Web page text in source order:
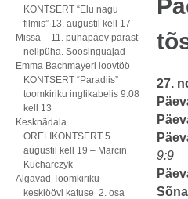
KONTSERT “Elu nagu
filmis” 13. augustil kell 17
Missa – 11. pühapäev pärast
nelipüha. Soosinguajad
Emma Bachmayeri loovtöö
KONTSERT “Paradiis”
toomkiriku inglikabelis 9.08
kell 13
Kesknädala
ORELIKONTSERT 5.
augustil kell 19 – Marcin
Kucharczyk
Algavad Toomkiriku
kesklöövi katuse 2. osa
27.
9:9